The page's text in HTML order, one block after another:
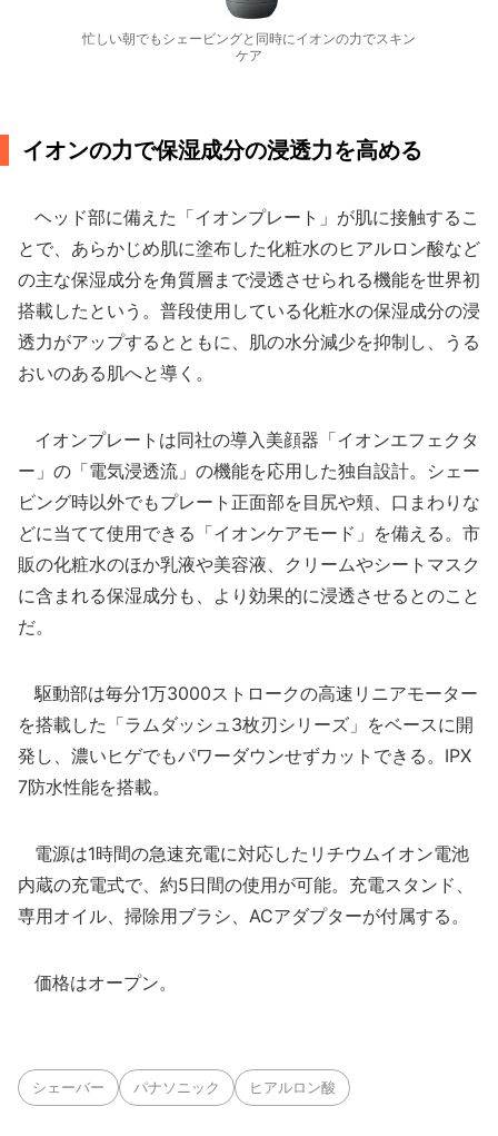
忙しい朝でもシェービングと同時にイオンの力でスキン
ケア
イオンの力で保湿成分の浸透力を高める
ヘッド部に備えた「イオンプレート」が肌に接触するこ
とで、あらかじめ肌に塗布した化粧水のヒアルロン酸など
の主な保湿成分を角質層まで浸透させられる機能を世界初
搭載したという。普段使用している化粧水の保湿成分の浸
透力がアップするとともに、肌の水分減少を抑制し、うる
おいのある肌へと導く。
イオンプレートは同社の導入美顔器「イオンエフェクタ
ー」の「電気浸透流」の機能を応用した独自設計。シェー
ビング時以外でもプレート正面部を目尻や頬、口まわりな
どに当てて使用できる「イオンケアモード」を備える。市
販の化粧水のほか乳液や美容液、クリームやシートマスク
に含まれる保湿成分も、より効果的に浸透させるとのこと
だ。
駆動部は毎分1万3000ストロークの高速リニアモーター
を搭載した「ラムダッシュ3枚刃シリーズ」をベースに開
発し、濃いヒゲでもパワーダウンせずカットできる。IPX
7防水性能を搭載。
電源は1時間の急速充電に対応したリチウムイオン電池
内蔵の充電式で、約5日間の使用が可能。充電スタンド、
専用オイル、掃除用ブラシ、ACアダプターが付属する。
価格はオープン。
シェーバー パナソニック ヒアルロン酸